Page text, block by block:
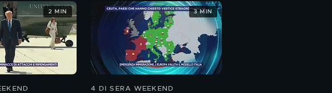
2 MIN
4 DI SERA WEEKEND
3 MIN